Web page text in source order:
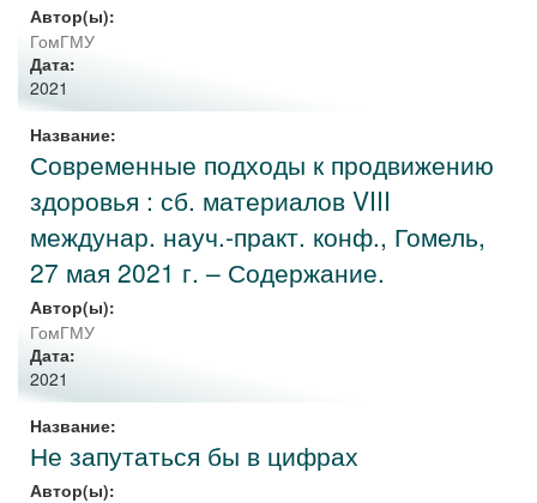
Автор(ы):
ГомГМУ
Дата:
2021
Название:
Современные подходы к продвижению
здоровья : сб. материалов VIII
междунар. науч.-практ. конф., Гомель,
27 мая 2021 г. – Содержание.
Автор(ы):
ГомГМУ
Дата:
2021
Название:
Не запутаться бы в цифрах
Автор(ы):